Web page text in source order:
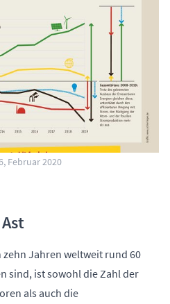
Februar 2020
Jahren weltweit rund 60
sind, ist sowohl die Zahl der
als auch die